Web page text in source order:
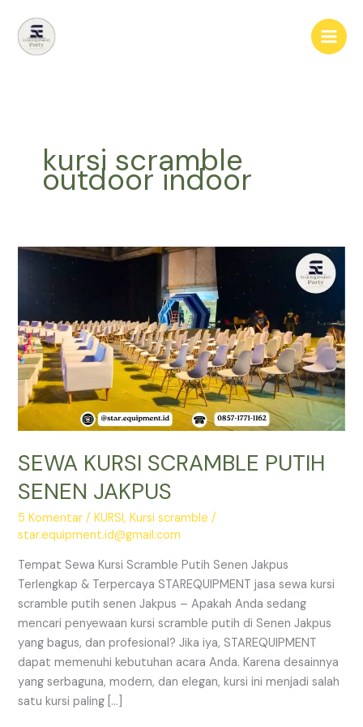
konten
kursi scramble
outdoor indoor
SEWA KURSI SCRAMBLE PUTIH
SENEN JAKPUS
5 Komentar /KURSI,Kursi scramble /
star.equipment.id@gmail.com
Tempat Sewa Kursi Scramble Putih Senen Jakpus
Terlengkap & Terpercaya STAREQUIPMENT jasa sewa kursi
scramble putih senen Jakpus – Apakah Anda sedang
mencari penyewaan kursi scramble putih di Senen Jakpus
yang bagus, dan profesional? Jika iya, STAREQUIPMENT
dapat memenuhi kebutuhan acara Anda. Karena desainnya
yang serbaguna, modern, dan elegan, kursi ini menjadi salah
satu kursi paling […]